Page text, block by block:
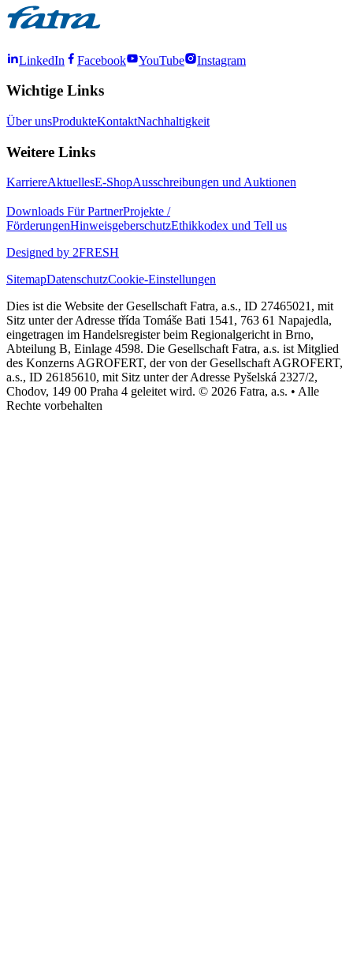
LinkedIn Facebook YouTube Instagram
Wichtige Links
Über unsProdukteKontaktNachhaltigkeit
Weitere Links
KarriereAktuellesE-ShopAusschreibungen und Auktionen
Downloads Für PartnerProjekte /
FörderungenHinweisgeberschutzEthikkodex und Tell us
Designed by 2FRESH
SitemapDatenschutzCookie-Einstellungen
Dies ist die Website der Gesellschaft Fatra, a.s., ID 27465021, mit
Sitz unter der Adresse třída Tomáše Bati 1541, 763 61 Napajedla,
eingetragen im Handelsregister beim Regionalgericht in Brno,
Abteilung B, Einlage 4598. Die Gesellschaft Fatra, a.s. ist Mitglied
des Konzerns AGROFERT, der von der Gesellschaft AGROFERT,
a.s., ID 26185610, mit Sitz unter der Adresse Pyšelská 2327/2,
Chodov, 149 00 Praha 4 geleitet wird. © 2026 Fatra, a.s. • Alle
Rechte vorbehalten